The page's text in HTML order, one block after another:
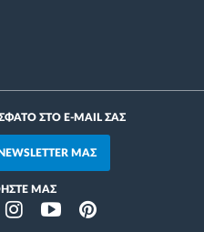
ΣΤΟ E-MAIL ΣΑΣ
ΜΑΣ
ΜΑΣ
InstragramYoutubePinterest